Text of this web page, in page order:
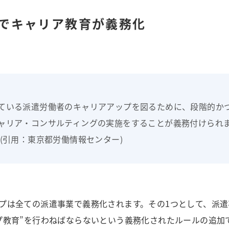
キャリア教育が義務化
いる派遣労働者のキャリアアップを図るために、段階的か
ア・コンサルティングの実施をすることが義務付けられま
用：東京都労働情報センター)
は全ての派遣事業で義務化されます。その1つとして、派
育”を行わねばならないという義務化されたルールの追加